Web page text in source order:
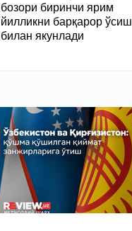
бозори биринчи ярим
йилликни барқарор ўсиш
билан якунлади